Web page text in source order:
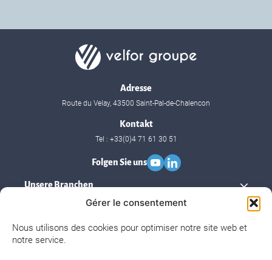
Gérer le consentement
Nous utilisons des cookies pour optimiser notre site web et
notre service.
Adresse
Route du Velay, 43500 Saint-Pal-de-Chalencon
Kontakt
Tel : +33(0)4 71 61 30 51
Folgen Sie uns
Unsere Branchen